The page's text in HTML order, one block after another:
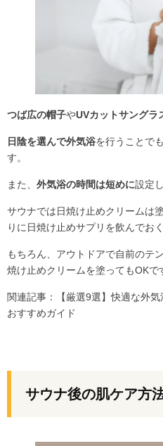
つば広の帽子やUVカットサングラ
日陰を選んで外気浴を行うことで
す。
また、 外気浴の時間は短めに設定
サウナでは日焼け止めクリームは
りに日焼け止めサプリを飲んでお
もちろん、アウトドアで自前のテ
焼け止めクリームを塗ってもOKで
関連記事：
【厳選9選】快適な外
おすすめガイド
サウナ後の肌ケア方